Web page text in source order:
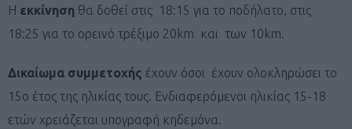
Η εκκίνηση θα δοθεί στις 18:15 για το ποδήλατο, στις
18:25 για το ορεινό τρέξιμο 20km και των 10km.
Δικαίωμα συμμετοχής έχουν όσοι έχουν ολοκληρώσει το
15ο έτος της ηλικίας τους. Ενδιαφερόμενοι ηλικίας 15-18
ετών χρειάζεται υπογραφή κηδεμόνα.